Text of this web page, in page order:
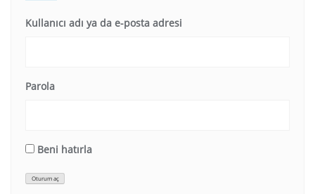
Kullanıcı adı ya da e-posta adresi
Parola
Beni hatırla
Oturum aç